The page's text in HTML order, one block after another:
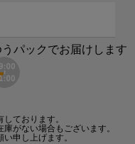
パックでお届けします
ております。
がない場合もございます。
申し上げます。